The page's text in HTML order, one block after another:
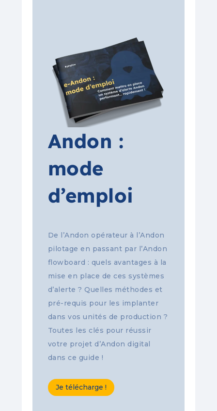
Andon :
mode
d’emploi
De l’Andon opérateur à l’Andon
pilotage en passant par l’Andon
flowboard : quels avantages à la
mise en place de ces systèmes
d’alerte ? Quelles méthodes et
pré-requis pour les implanter
dans vos unités de production ?
Toutes les clés pour réussir
votre projet d’Andon digital
dans ce guide !
Je télécharge !